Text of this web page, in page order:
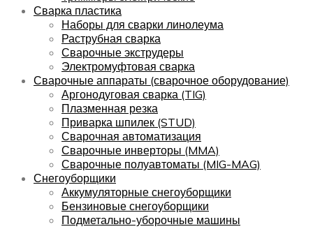
Сварка пластика
Наборы для сварки линолеума
Раструбная сварка
Сварочные экструдеры
Электромуфтовая сварка
Сварочные аппараты (сварочное оборудование)
Аргонодуговая сварка (TIG)
Плазменная резка
Приварка шпилек (STUD)
Сварочная автоматизация
Сварочные инверторы (MMA)
Сварочные полуавтоматы (MIG-MAG)
Снегоуборщики
Аккумуляторные снегоуборщики
Бензиновые снегоуборщики
Подметально-уборочные машины